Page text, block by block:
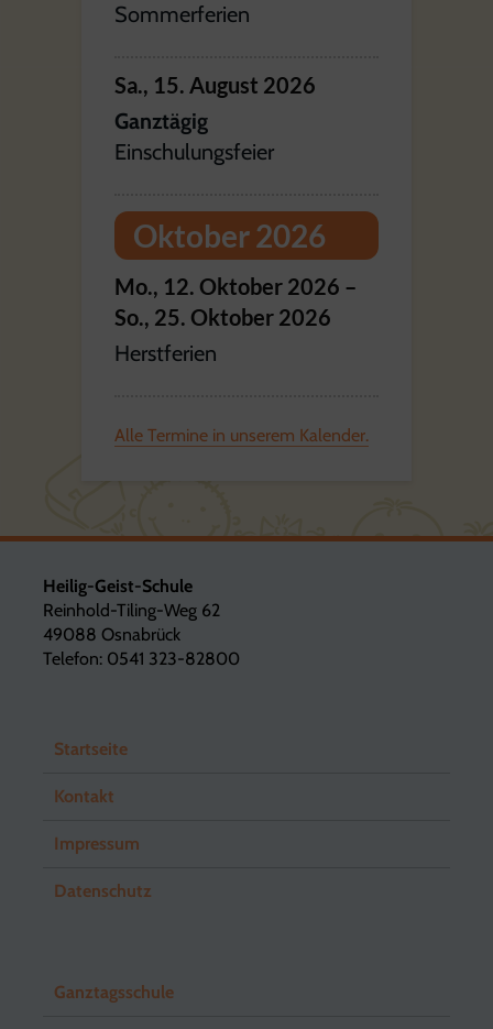
Sommerferien
Sa., 15. August 2026
Ganztägig
Einschulungsfeier
Oktober 2026
Mo., 12. Oktober 2026 –
So., 25. Oktober 2026
Herstferien
Alle Termine in unserem Kalender.
Heilig-Geist-Schule
Reinhold-Tiling-Weg 62
49088 Osnabrück
Telefon: 0541 323-82800
Startseite
Kontakt
Impressum
Datenschutz
Ganztagsschule